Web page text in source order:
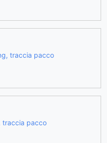
traccia pacco
traccia pacco